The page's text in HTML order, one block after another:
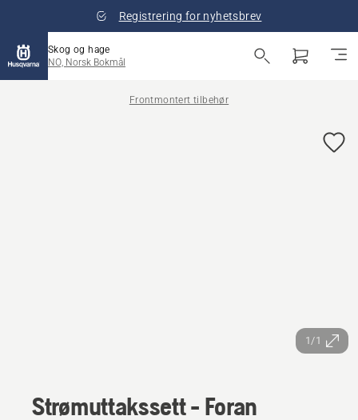
Registrering for nyhetsbrev
Skog og hage
NO, Norsk Bokmål
Frontmontert tilbehør
1/1
Strømuttakssett - Foran